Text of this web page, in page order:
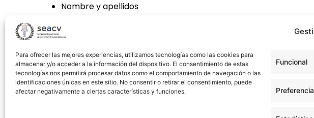
Para ofrecer las mejores experiencias, utilizamos tecnologías como las cookies para
almacenar y/o acceder a la información del dispositivo. El consentimiento de estas
tecnologías nos permitirá procesar datos como el comportamiento de navegación o las
identificaciones únicas en este sitio. No consentir o retirar el consentimiento, puede
afectar negativamente a ciertas características y funciones.
Funcional
Nombre y apellidos
Permiso del Jefe de Servicio
Este curso supone una oportunidad única para que los residentes
para una formación vascular completa. Si deseas asistir, te